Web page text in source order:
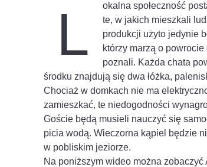
L
okalna społeczność
te, w jakich mieszkali
produkcji użyto jedynie
którzy marzą o
poznali. Każda chata
środku znajdują się dwa łóżka,
Chociaż w domkach nie ma
zamieszkać, te niedogodności
Goście będą musieli nauczyć się
picia wodą. Wieczorna kąpiel będzie
w pobliskim jeziorze.
Na poniższym wideo można